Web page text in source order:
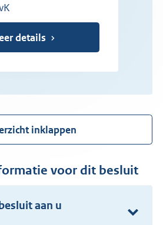
details
inklappen
voor dit besluit
aan u